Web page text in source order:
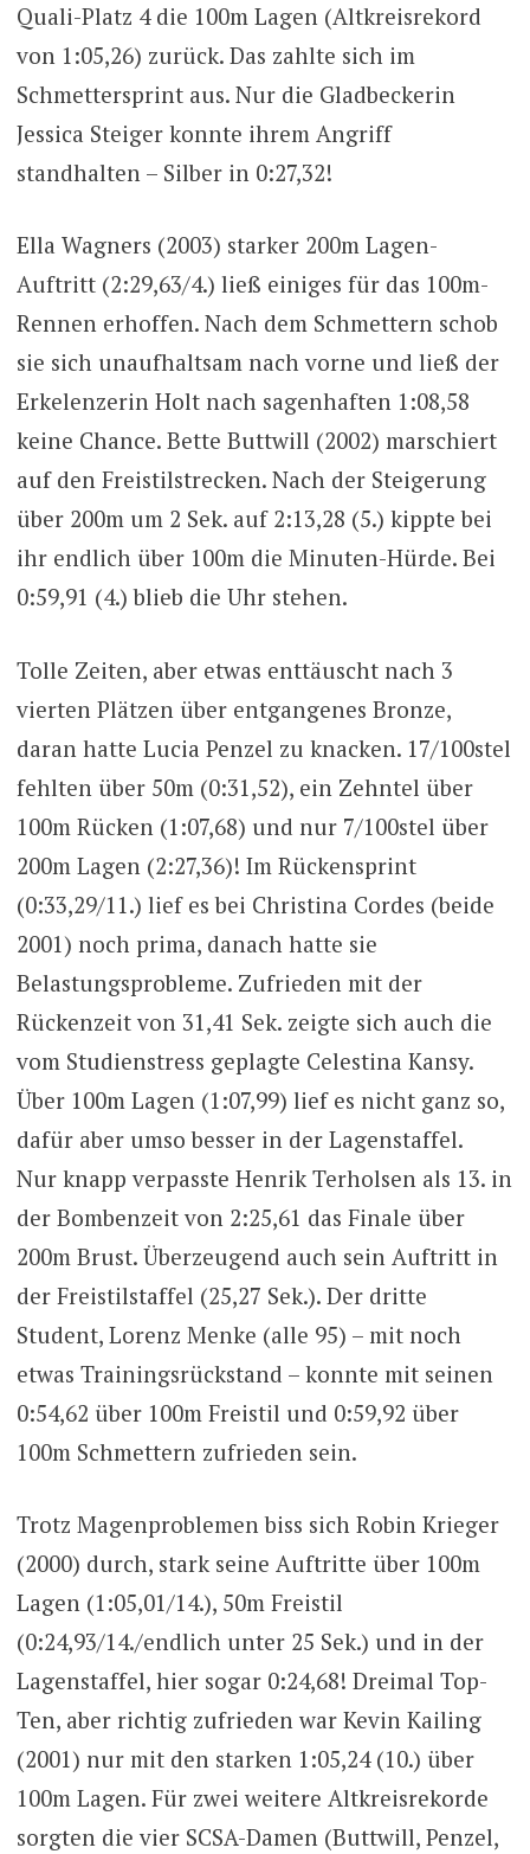
Quali-Platz 4 die 100m Lagen (Altkreisrekord
von 1:05,26) zurück. Das zahlte sich im
Schmettersprint aus. Nur die Gladbeckerin
Jessica Steiger konnte ihrem Angriff
standhalten – Silber in 0:27,32!
Ella Wagners (2003) starker 200m Lagen-
Auftritt (2:29,63/4.) ließ einiges für das 100m-
Rennen erhoffen. Nach dem Schmettern schob
sie sich unaufhaltsam nach vorne und ließ der
Erkelenzerin Holt nach sagenhaften 1:08,58
keine Chance. Bette Buttwill (2002) marschiert
auf den Freistilstrecken. Nach der Steigerung
über 200m um 2 Sek. auf 2:13,28 (5.) kippte bei
ihr endlich über 100m die Minuten-Hürde. Bei
0:59,91 (4.) blieb die Uhr stehen.
Tolle Zeiten, aber etwas enttäuscht nach 3
vierten Plätzen über entgangenes Bronze,
daran hatte Lucia Penzel zu knacken. 17/100stel
fehlten über 50m (0:31,52), ein Zehntel über
100m Rücken (1:07,68) und nur 7/100stel über
200m Lagen (2:27,36)! Im Rückensprint
(0:33,29/11.) lief es bei Christina Cordes (beide
2001) noch prima, danach hatte sie
Belastungsprobleme. Zufrieden mit der
Rückenzeit von 31,41 Sek. zeigte sich auch die
vom Studienstress geplagte Celestina Kansy.
Über 100m Lagen (1:07,99) lief es nicht ganz so,
dafür aber umso besser in der Lagenstaffel.
Nur knapp verpasste Henrik Terholsen als 13. in
der Bombenzeit von 2:25,61 das Finale über
200m Brust. Überzeugend auch sein Auftritt in
der Freistilstaffel (25,27 Sek.). Der dritte
Student, Lorenz Menke (alle 95) – mit noch
etwas Trainingsrückstand – konnte mit seinen
0:54,62 über 100m Freistil und 0:59,92 über
100m Schmettern zufrieden sein.
Trotz Magenproblemen biss sich Robin Krieger
(2000) durch, stark seine Auftritte über 100m
Lagen (1:05,01/14.), 50m Freistil
(0:24,93/14./endlich unter 25 Sek.) und in der
Lagenstaffel, hier sogar 0:24,68! Dreimal Top-
Ten, aber richtig zufrieden war Kevin Kailing
(2001) nur mit den starken 1:05,24 (10.) über
100m Lagen. Für zwei weitere Altkreisrekorde
sorgten die vier SCSA-Damen (Buttwill, Penzel,